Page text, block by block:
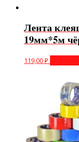
Лента
19мм*5м
119,00₽